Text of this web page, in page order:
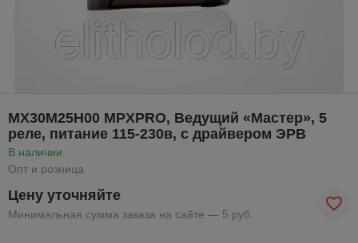
MX30M25H00 MPXPRO, Ведущий «Мастер», 5
реле, питание 115-230в, с драйвером ЭРВ
В наличии
Опт и розница
Цену уточняйте
Минимальная сумма заказа на сайте — 5 руб.